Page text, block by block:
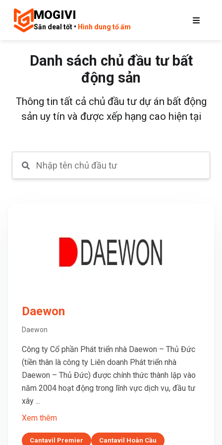
MOGIVI
Săn deal tốt • Hình dung tổ ấm
Danh sách chủ đầu tư bất
động sản
Thông tin tất cả chủ đầu tư dự án bất động
sản uy tín và được xếp hạng cao hiện tại
Daewon
Daewon
Công ty Cổ phần Phát triển nhà Daewon – Thủ Đức
(tiền thân là công ty Liên doanh Phát triển nhà
Daewon – Thủ Đức) được chính thức thành lập vào
năm 2004 hoạt động trong lĩnh vực dịch vụ, đầu tư
xây ...
Xem thêm
Cantavil Premier Cantavil Hoàn Cầu